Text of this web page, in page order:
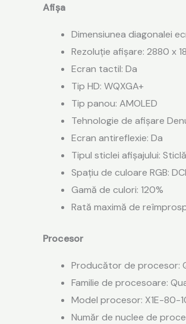
Afişa
Dimensiunea diagonalei
Rezoluție afișare: 2880 x
Ecran tactil: Da
Tip HD: WQXGA+
Tip panou: AMOLED
Tehnologie de afișare
Ecran antireflexie: Da
Tipul sticlei afișajului:
Spațiu de culoare RGB:
Gamă de culori: 120%
Rată maximă de
Procesor
Producător de procesor:
Familie de procesoare:
Model procesor: X1E-80-
Număr de nuclee de